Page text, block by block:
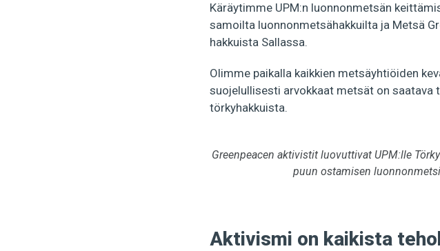
Käräytimme UPM:n luonnonmetsän
samoilta luonnonmetsähakkuilta ja Metsä
hakkuista Sallassa.
Olimme paikalla kaikkien metsäyhtiöiden
suojelullisesti arvokkaat metsät on saatava
törkyhakkuista.
Greenpeacen aktivistit luovuttivat UPM:lle
puun ostamisen
Aktivismi on kaikista